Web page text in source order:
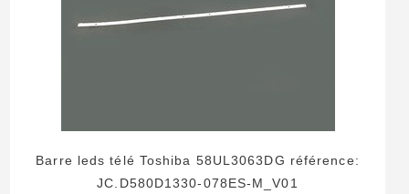
Barre leds télé Toshiba 58UL3063DG référence:
JC.D580D1330-078ES-M_V01